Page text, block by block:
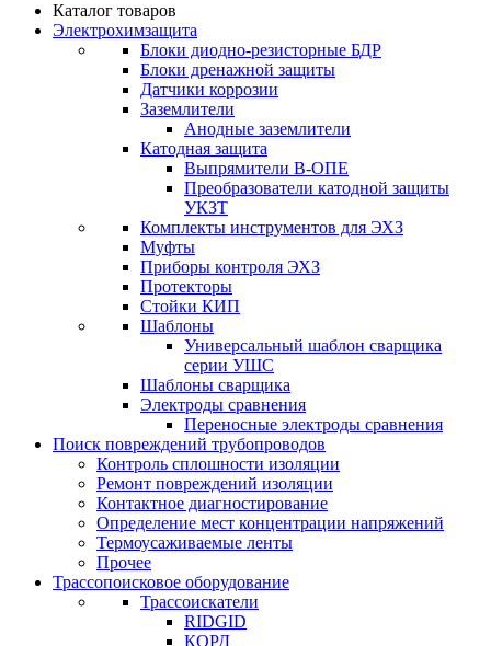
Каталог товаров
Электрохимзащита
Блоки диодно-резисторные БДР
Блоки дренажной защиты
Датчики коррозии
Заземлители
Анодные заземлители
Катодная защита
Выпрямители В-ОПЕ
Преобразователи катодной защиты
УКЗТ
Комплекты инструментов для ЭХЗ
Муфты
Приборы контроля ЭХЗ
Протекторы
Стойки КИП
Шаблоны
Универсальный шаблон сварщика
серии УШС
Шаблоны сварщика
Электроды сравнения
Переносные электроды сравнения
Поиск повреждений трубопроводов
Контроль сплошности изоляции
Ремонт повреждений изоляции
Контактное диагностирование
Определение мест концентрации напряжений
Термоусаживаемые ленты
Прочее
Трассопоисковое оборудование
Трассоискатели
RIDGID
КОРД